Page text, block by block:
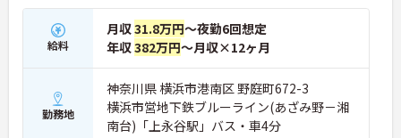
を持ったケアの実践が期待できます
【手厚い資格取得支援制度を活用して着実なキャリ
アアップを描けます】
・介護福祉士実務者研修を全額法人負担で受講でき
る専門の教育体制が整っています
・日々の業務と両立しながらスキルを高められ将来
的な役割拡大や収入アップを目指せます
給料
月収31.8万円～夜勤6回想定
年収382万円～月収×12ヶ月
勤務地
神奈川県 横浜市港南区 野庭町672-3
横浜市営地下鉄ブルーライン(あざみ野－湘
南台)「上永谷駅」バス・車4分